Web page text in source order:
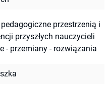
przestrzenią i
przyszłych nauczycieli
- przemiany - rozwiązania